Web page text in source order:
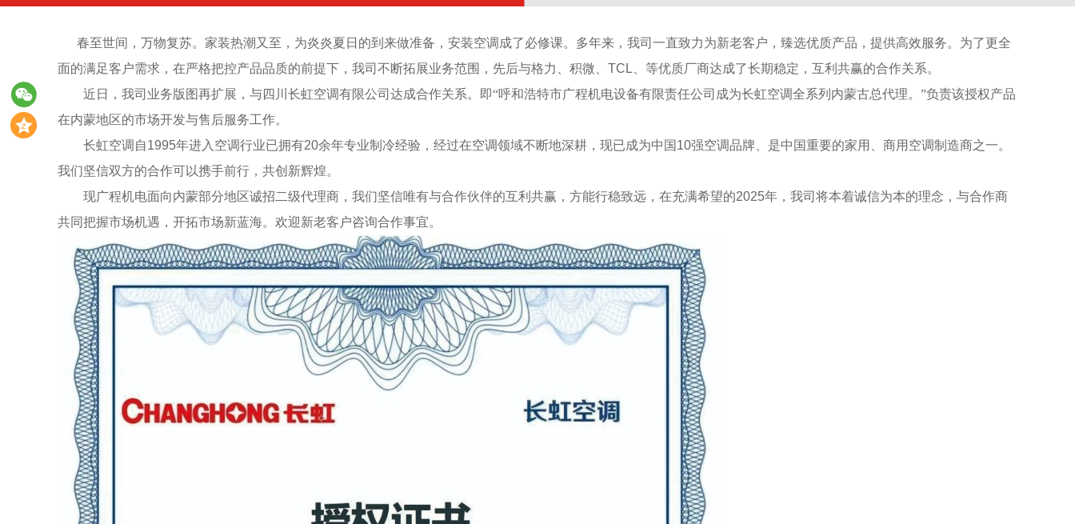
春至世间，万物复苏。家装热潮又至，为炎炎夏日的到来做准备， 安装空调 成了必修课。多年来，我司一直致力为新老客户，臻选优质产品，提供高效服务。为了更全
面的满足客户需求，在严格把控产品品质的前提下，我司不断拓展业务范围，先后与格力、积微、 TCL 、等优质厂商达成了长期稳定，互利共赢的合作关系。
近日，我司业务版图再扩展， 与四川长虹空调有限公司达成合作关系。即“呼和浩特市广程机电设备有限责任公司 成为长虹空调全系列内蒙古总代理。 ”负责该授权产品
在内蒙地区的市场开发与售后服务工作。
长虹空调自1995年进入空调行业已拥有20余年专业制冷经验，经过在空调领域不断地深耕，现已成为中国 10强空调品牌、是中国重要的家用、商用空调制造商之一。
我们坚信双方的合作可以携手前行，共创新辉煌。
现广程机电面向内蒙部分地区诚招二级代理商，我们坚信唯有与合作伙伴的互利共赢，方能行稳致远，在充满希望的2025年，我司将本着诚信为本的理念，与合作商
共同把握市场机遇，开拓市场新蓝海。 欢迎新老客户咨询合作事宜。